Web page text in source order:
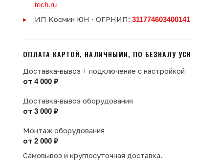
tech.ru
ИП Космин ЮН · ОГРНИП: 311774603400141
ОПЛАТА КАРТОЙ, НАЛИЧНЫМИ, ПО БЕЗНАЛУ УСН
Доставка-вывоз + подключение с настройкой
от 4 000 ₽
Доставка-вывоз оборудования
от 3 000 ₽
Монтаж оборудования
от 2 000 ₽
Самовывоз и круглосуточная доставка.